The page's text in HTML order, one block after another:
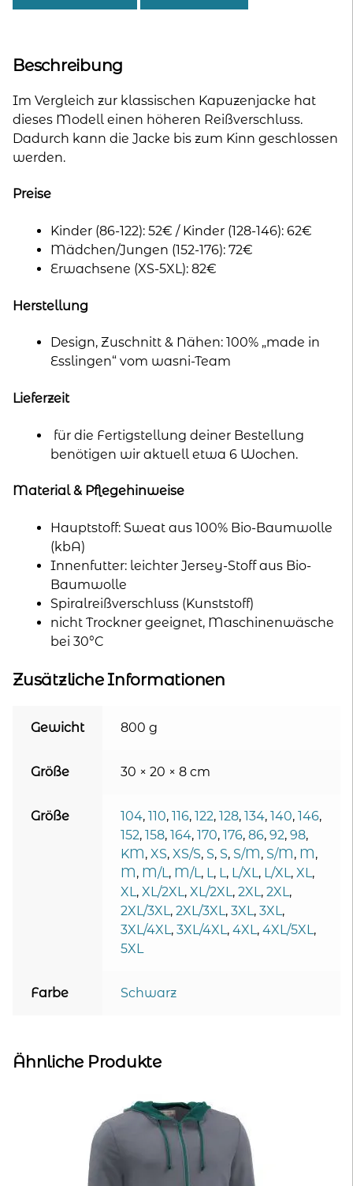
Beschreibung
Im Vergleich zur klassischen Kapuzenjacke hat
dieses Modell einen höheren Reißverschluss.
Dadurch kann die Jacke bis zum Kinn geschlossen
werden.
Preise
Kinder (86-122): 52€ / Kinder (128-146): 62€
Mädchen/Jungen (152-176): 72€
Erwachsene (XS-5XL): 82€
Herstellung
Design, Zuschnitt & Nähen: 100% „made in
Esslingen“ vom wasni-Team
Lieferzeit
für die Fertigstellung deiner Bestellung
benötigen wir aktuell etwa 6 Wochen.
Material & Pflegehinweise
Hauptstoff: Sweat aus 100% Bio-Baumwolle
(kbA)
Innenfutter: leichter Jersey-Stoff aus Bio-
Baumwolle
Spiralreißverschluss (Kunststoff)
nicht Trockner geeignet, Maschinenwäsche
bei 30°C
Zusätzliche Informationen
Gewicht 800 g
Größe 30 × 20 × 8 cm
Größe 104, 110, 116, 122, 128, 134, 140, 146,
152, 158, 164, 170, 176, 86, 92, 98,
KM, XS, XS/S, S, S, S/M, S/M, M,
M, M/L, M/L, L, L, L/XL, L/XL, XL,
XL, XL/2XL, XL/2XL, 2XL, 2XL,
2XL/3XL, 2XL/3XL, 3XL, 3XL,
3XL/4XL, 3XL/4XL, 4XL, 4XL/5XL,
5XL
Farbe Schwarz
Ähnliche Produkte